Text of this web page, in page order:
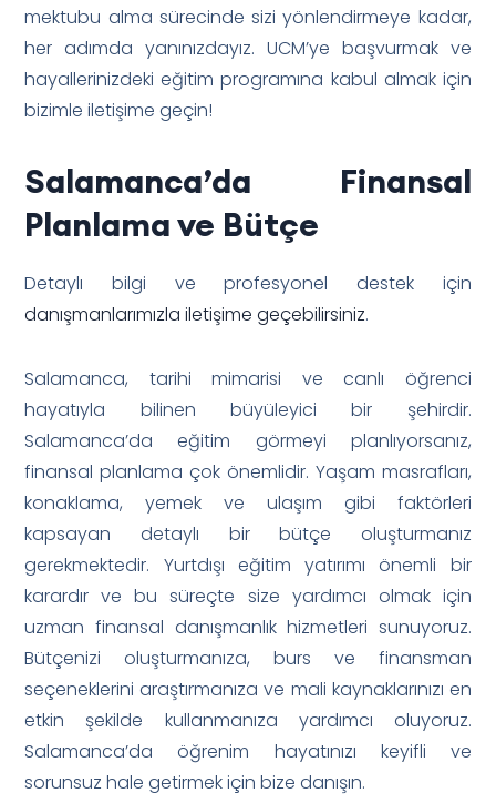
mektubu alma sürecinde sizi yönlendirmeye kadar,
her adımda yanınızdayız. UCM’ye başvurmak ve
hayallerinizdeki eğitim programına kabul almak için
bizimle iletişime geçin!
Salamanca’da Finansal
Planlama ve Bütçe
Detaylı bilgi ve profesyonel destek için
danışmanlarımızla iletişime geçebilirsiniz.
Salamanca, tarihi mimarisi ve canlı öğrenci
hayatıyla bilinen büyüleyici bir şehirdir.
Salamanca’da eğitim görmeyi planlıyorsanız,
finansal planlama çok önemlidir. Yaşam masrafları,
konaklama, yemek ve ulaşım gibi faktörleri
kapsayan detaylı bir bütçe oluşturmanız
gerekmektedir. Yurtdışı eğitim yatırımı önemli bir
karardır ve bu süreçte size yardımcı olmak için
uzman finansal danışmanlık hizmetleri sunuyoruz.
Bütçenizi oluşturmanıza, burs ve finansman
seçeneklerini araştırmanıza ve mali kaynaklarınızı en
etkin şekilde kullanmanıza yardımcı oluyoruz.
Salamanca’da öğrenim hayatınızı keyifli ve
sorunsuz hale getirmek için bize danışın.